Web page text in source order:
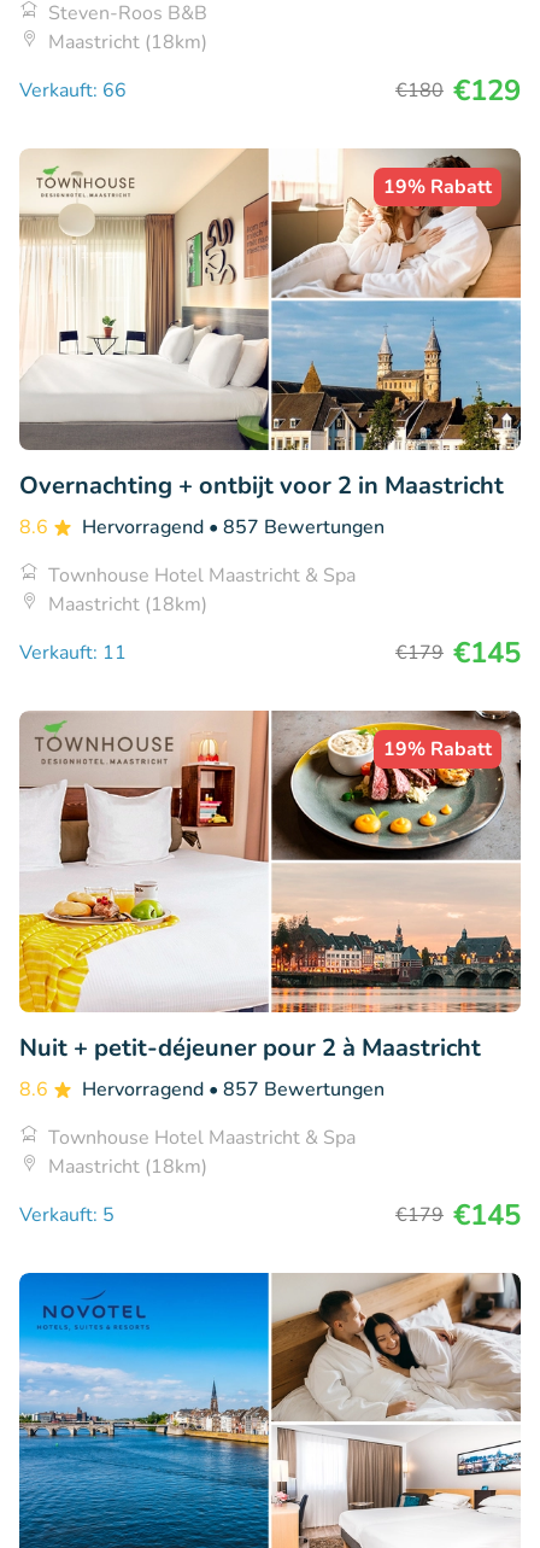
Steven-Roos B&B
Maastricht (18km)
Verkauft: 66
€180 €129
19% Rabatt
Overnachting + ontbijt voor 2 in Maastricht
8.6 Hervorragend • 857 Bewertungen
Townhouse Hotel Maastricht & Spa
Maastricht (18km)
Verkauft: 11
€179 €145
19% Rabatt
Nuit + petit-déjeuner pour 2 à Maastricht
8.6 Hervorragend • 857 Bewertungen
Townhouse Hotel Maastricht & Spa
Maastricht (18km)
Verkauft: 5
€179 €145